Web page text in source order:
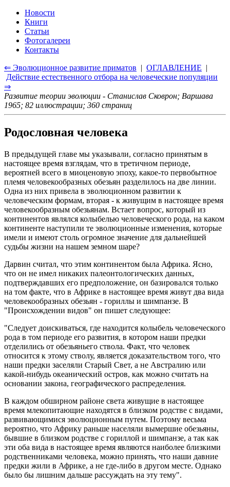
Новости
Книги
Статьи
Фотогалереи
Контакты
⇐ Эволюционное развитие приматов | ОГЛАВЛЕНИЕ |
Действие естественного отбора на человеческие популяции
⇒
Развитие теории эволюции - Станислав Сковрон; Варшава
1965; 82 иллюстрации; 360 страниц
Родословная человека
В предыдущей главе мы указывали, согласно принятым в
настоящее время взглядам, что в третичном периоде,
вероятней всего в миоценовую эпоху, какое-то первобытное
племя человекообразных обезьян разделилось на две линии.
Одна из них привела в эволюционном развитии к
человеческим формам, вторая - к живущим в настоящее время
человекообразным обезьянам. Встает вопрос, который из
континентов являлся колыбелью человеческого рода, на каком
континенте наступили те эволюционные изменения, которые
имели и имеют столь огромное значение для дальнейшей
судьбы жизни на нашем земном шаре?
Дарвин считал, что этим континентом была Африка. Ясно,
что он не имел никаких палеонтологических данных,
подтверждавших его предположение, он базировался только
на том факте, что в Африке в настоящее время живут два вида
человекообразных обезьян - гориллы и шимпанзе. В
"Происхождении видов" он пишет следующее:
"Следует доискиваться, где находится колыбель человеческого
рода в том периоде его развития, в котором наши предки
отделились от обезьяньего ствола. Факт, что человек
относится к этому стволу, является доказательством того, что
наши предки заселяли Старый Свет, а не Австралию или
какой-нибудь океанический остров, как можно считать на
основании закона, географического распределения.
В каждом обширном районе света живущие в настоящее
время млекопитающие находятся в близком родстве с видами,
развивающимися эволюционным путем. Поэтому весьма
вероятно, что Африку раньше населяли вымершие обезьяны,
бывшие в близком родстве с гориллой и шимпанзе, а так как
эти оба вида в настоящее время являются наиболее близкими
родственниками человека, можно принять, что наши давние
предки жили в Африке, а не где-либо в другом месте. Однако
было бы лишним дальше рассуждать на эту тему".